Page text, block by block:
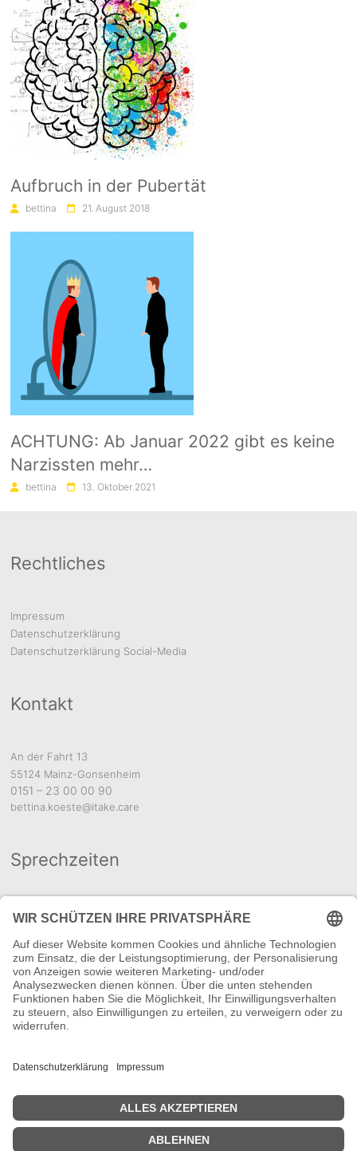
Aufbruch in der Pubertät
bettina 21. August 2018
ACHTUNG: Ab Januar 2022 gibt es keine
Narzissten mehr…
bettina 13. Oktober 2021
Rechtliches
Impressum
Datenschutzerklärung
Datenschutzerklärung Social-Media
Kontakt
An der Fahrt 13
55124 Mainz-Gonsenheim
0151 – 23 00 00 90
bettina.koeste@itake.care
Sprechzeiten
Für einen Termin rufen Sie
mich bitte an oder schicken
mir eineE-Mail.
Ich freue mich auf Sie!
Links
Verband Freier Psychotherapeuten, Heilpraktiker für
Paracelsus Heilpraktikerschule Mainz-Wiesbaden